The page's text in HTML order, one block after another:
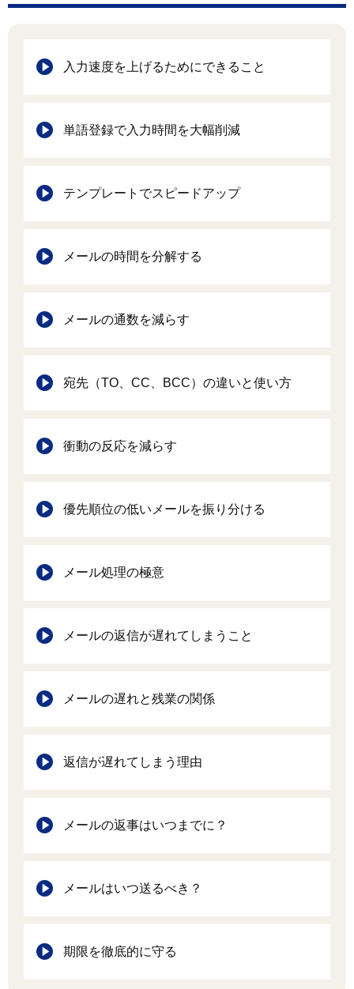
入力速度を上げるためにできること
単語登録で入力時間を大幅削減
テンプレートでスピードアップ
メールの時間を分解する
メールの通数を減らす
宛先（TO、CC、BCC）の違いと使い方
衝動の反応を減らす
優先順位の低いメールを振り分ける
メール処理の極意
メールの返信が遅れてしまうこと
メールの遅れと残業の関係
返信が遅れてしまう理由
メールの返事はいつまでに？
メールはいつ送るべき？
期限を徹底的に守る